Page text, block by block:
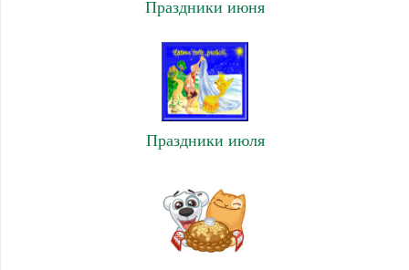
Праздники июня
Праздники июля